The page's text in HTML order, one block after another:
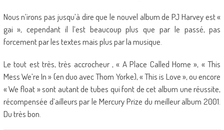
Nous n’irons pas jusqu’à dire que le nouvel album de PJ Harvey est «
gai », cependant il l’est beaucoup plus que par le passé, pas
forcement par les textes mais plus par la musique.
Le tout est très, très accrocheur , « A Place Called Home », « This
Mess We’re In » (en duo avec Thom Yorke), « This is Love », ou encore
« We float » sont autant de tubes qui font de cet album une réussite,
récompensée d’ailleurs par le Mercury Prize du meilleur album 2001.
Du très bon.